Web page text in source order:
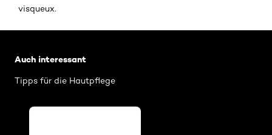
visqueux.
Auch interessant
Tipps für die Hautpflege